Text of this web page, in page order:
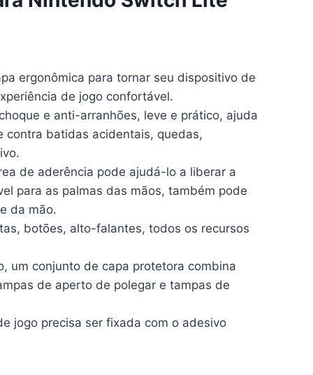
ergonômica para tornar seu dispositivo de
de jogo confortável.
e anti-arranhões, leve e prático, ajuda
contra batidas acidentais, quedas,
de aderência pode ajudá-lo a liberar a
para as palmas das mãos, também pode
da mão.
botões, alto-falantes, todos os recursos
um conjunto de capa protetora combina
de aperto de polegar e tampas de
jogo precisa ser fixada com o adesivo